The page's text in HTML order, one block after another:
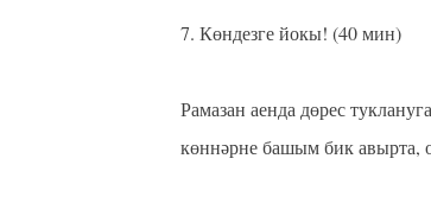
⁣⁣7. Көндезге йокы! (40 мин)⁣⁣⠀
Рамазан аенда дөрес
көннәрне башым бик авырта,